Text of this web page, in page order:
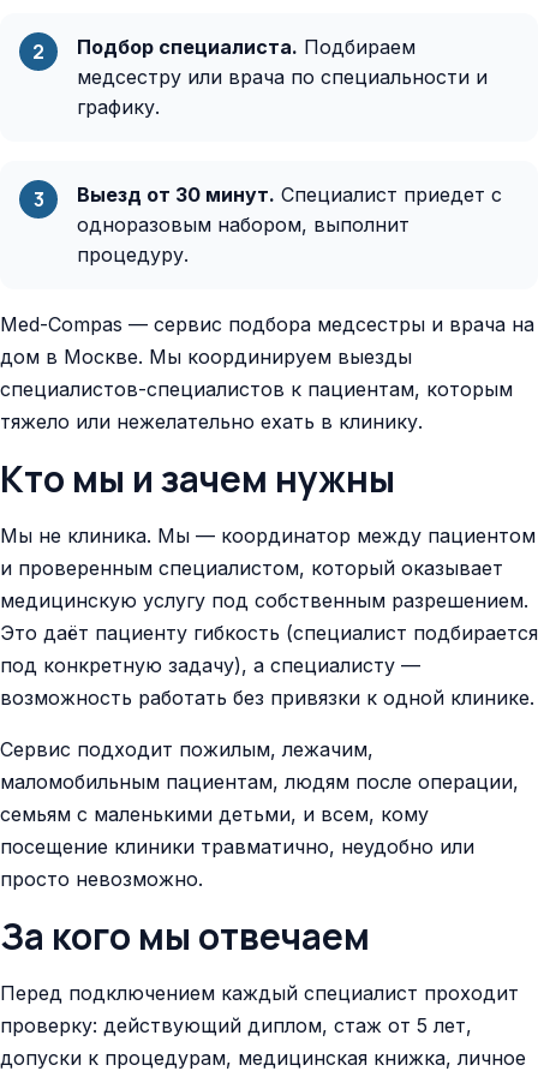
Подбор специалиста. Подбираем
медсестру или врача по специальности и
графику.
Выезд от 30 минут. Специалист приедет с
одноразовым набором, выполнит
процедуру.
Med-Compas — сервис подбора медсестры и врача на
дом в Москве. Мы координируем выезды
специалистов-специалистов к пациентам, которым
тяжело или нежелательно ехать в клинику.
Кто мы и зачем нужны
Мы не клиника. Мы — координатор между пациентом
и проверенным специалистом, который оказывает
медицинскую услугу под собственным разрешением.
Это даёт пациенту гибкость (специалист подбирается
под конкретную задачу), а специалисту —
возможность работать без привязки к одной клинике.
Сервис подходит пожилым, лежачим,
маломобильным пациентам, людям после операции,
семьям с маленькими детьми, и всем, кому
посещение клиники травматично, неудобно или
просто невозможно.
За кого мы отвечаем
Перед подключением каждый специалист проходит
проверку: действующий диплом, стаж от 5 лет,
допуски к процедурам, медицинская книжка, личное